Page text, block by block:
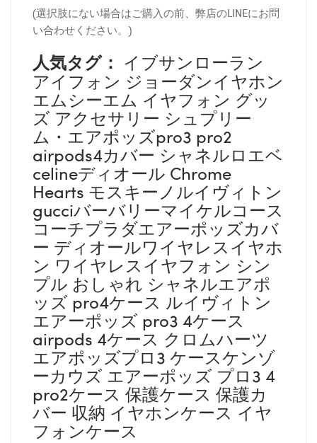
(選択肢にない場合はご購入の前、弊店のLINEにお問
い合わせください。)
人気タグ： イブサンローラン
アイフォン ジョーダンイヤホン
エムシーエム イヤフォン グッ
ズ アクセサリー シュプリー
ム・エアポッズpro3 pro2
airpods4カバー シャネルロエベ
celineディオール Chrome
Hearts モスキーノルイヴィトン
gucciバーバリーマイケルコース
コーチプラダエアーポッズカバ
ー ディオールワイヤレスイヤホ
ン ワイヤレスイヤフォン シン
プル おしゃれ シャネルエアポ
ッズ pro4ケース ルイヴィトン
エアーポッズ pro3 4ケース
airpods 4ケース クロムハーツ
エアポッズプロ3 ケースケンゾ
ーカウズ エアーポッズ プロ3 4
pro2ケース 保護ケース 保護カ
バー 収納 イヤホンケース イヤ
フォンケース